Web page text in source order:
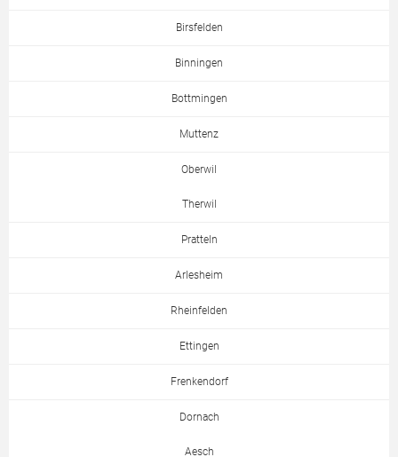
Birsfelden
Binningen
Bottmingen
Muttenz
Oberwil
Therwil
Pratteln
Arlesheim
Rheinfelden
Ettingen
Frenkendorf
Dornach
Aesch